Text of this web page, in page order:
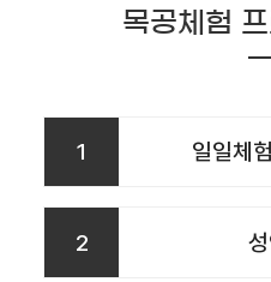
목공체험
1 일일체
2